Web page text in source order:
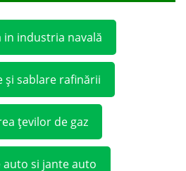
in industria navală
și sablare rafinării
țevilor de gaz
auto si jante auto